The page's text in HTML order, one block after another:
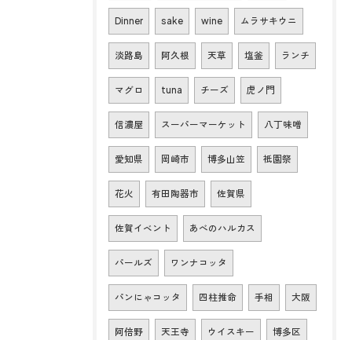
Dinner sake wine ムラサキウニ
淡路島 阿久根 天草 塩釜 ランチ
マグロ tuna チーズ 虎ノ門
信濃屋 スーパーマーケット 八丁味噌
愛知県 岡崎市 博多山笠 祇園祭
花火 有田陶器市 佐賀県
佐賀イベント あべのハルカス
パールズ ワンナコッタ
パンにゃコッタ 四柱推命 手相 大阪
阿倍野 天王寺 ウイスキー 博多区